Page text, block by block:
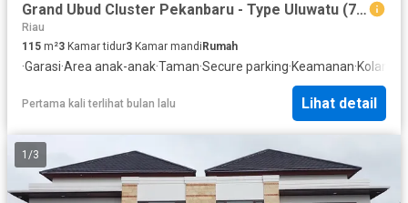
Grand Ubud Cluster Pekanbaru - Type Uluwatu (7x16) - Rumah Dijual
Riau
115 m²3 Kamar tidur3 Kamar mandi Rumah
·Garasi·Area anak-anak·Taman·Secure parking·Keamanan·Kolam
Pertama kali terlihat bulan lalu Lihat detail
1 /3